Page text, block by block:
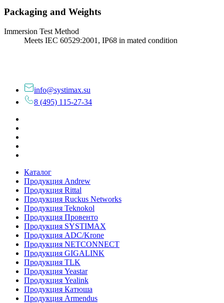
Packaging and Weights
Immersion Test Method
Meets IEC 60529:2001, IP68 in mated condition
info@systimax.su
8 (495) 115-27-34
Каталог
Продукция Andrew
Продукция Rittal
Продукция Ruckus Networks
Продукция Teknokol
Продукция Провенто
Продукция SYSTIMAX
Продукция ADC/Krone
Продукция NETCONNECT
Продукция GIGALINK
Продукция TLK
Продукция Yeastar
Продукция Yealink
Продукция Катюша
Продукция Armendus